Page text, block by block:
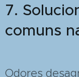
7.
comuns
Odores